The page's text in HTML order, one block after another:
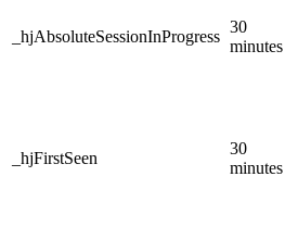
_hjAbsoluteSessionInProgress
30
minutes
_hjFirstSeen
30
minutes